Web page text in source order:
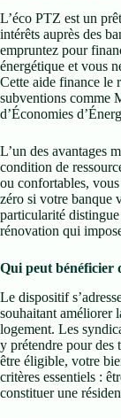
L’éco PTZ est un
intérêts auprès des
empruntez pour
énergétique et vous
Cette aide finance le
subventions comme
d’Économies
L’un des avantages
condition de
ou confortables,
zéro si votre banque
particularité distingue
rénovation qui
Qui peut bénéficier
Le dispositif
souhaitant améliorer
logement. Les
y prétendre pour des
être éligible, votre
critères essentiels :
constituer une